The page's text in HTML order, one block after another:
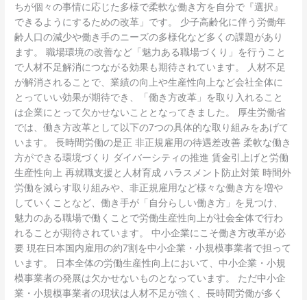
ちが個々の事情に応じた多様で柔軟な働き方を自分で『選択』
できるようにするための改革」です。 少子高齢化に伴う労働年
齢人口の減少や働き手のニーズの多様化など多くの課題があり
ます。 職場環境の改善など「魅力ある職場づくり」を行うこと
で人材不足解消につながる効果も期待されています。 人材不足
が解消されることで、業績の向上や生産性向上など会社全体に
とっていい効果が期待でき、「働き方改革」を取り入れること
は企業にとって欠かせないこととなってきました。 厚生労働省
では、働き方改革として以下の7つの具体的な取り組みをあげて
います。 長時間労働の是正 非正規雇用の待遇差改善 柔軟な働き
方ができる環境づくり ダイバーシティの推進 賃金引上げと労働
生産性向上 再就職支援と人材育成 ハラスメント防止対策 時間外
労働を減らす取り組みや、非正規雇用など様々な働き方を増や
していくことなど、働き手が「自分らしい働き方」を見つけ、
魅力のある職場で働くことで労働生産性向上が社会全体で行わ
れることが期待されています。 中小企業にこそ働き方改革が必
要 現在日本国内雇用の約7割を中小企業・小規模事業者で担って
います。 日本全体の労働生産性向上において、中小企業・小規
模事業者の発展は欠かせないものとなっています。 ただ中小企
業・小規模事業者の現状は人材不足が強く、長時間労働が多く